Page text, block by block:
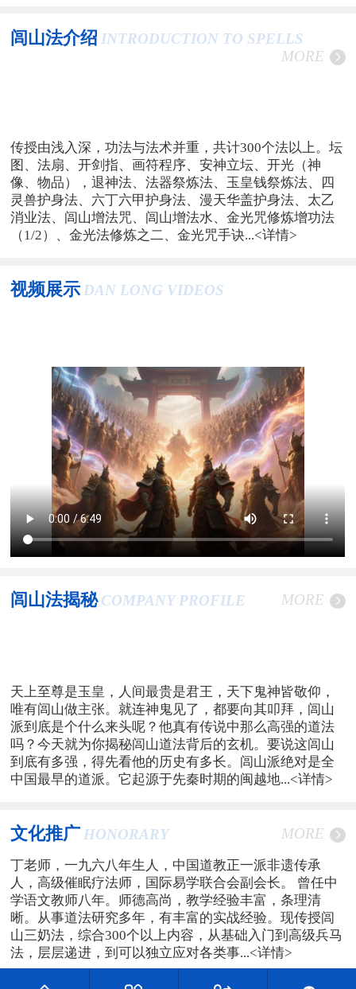
闾山法介绍 INTRODUCTION TO SPELLS
MORE
传授由浅入深，功法与法术并重，共计300个法以上。坛
图、法扇、开剑指、画符程序、安神立坛、开光（神
像、物品），退神法、法器祭炼法、玉皇钱祭炼法、四
灵兽护身法、六丁六甲护身法、漫天华盖护身法、太乙
消业法、闾山增法咒、闾山增法水、金光咒修炼增功法
（1/2）、金光法修炼之二、金光咒手诀...<详情>
视频展示 DAN LONG VIDEOS
闾山法揭秘 COMPANY PROFILE MORE
天上至尊是玉皇，人间最贵是君王，天下鬼神皆敬仰，
唯有闾山做主张。就连神鬼见了，都要向其叩拜，闾山
派到底是个什么来头呢？他真有传说中那么高强的道法
吗？今天就为你揭秘闾山道法背后的玄机。要说这闾山
到底有多强，得先看他的历史有多长。闾山派绝对是全
中国最早的道派。它起源于先秦时期的闽越地...<详情>
文化推广 HONORARY MORE
丁老师，一九六八年生人，中国道教正一派非遗传承
人，高级催眠疗法师，国际易学联合会副会长。 曾任中
学语文教师八年。师德高尚，教学经验丰富，条理清
晰。从事道法研究多年，有丰富的实战经验。现传授闾
山三奶法，综合300个以上内容，从基础入门到高级兵马
法，层层递进，到可以独立应对各类事...<详情>